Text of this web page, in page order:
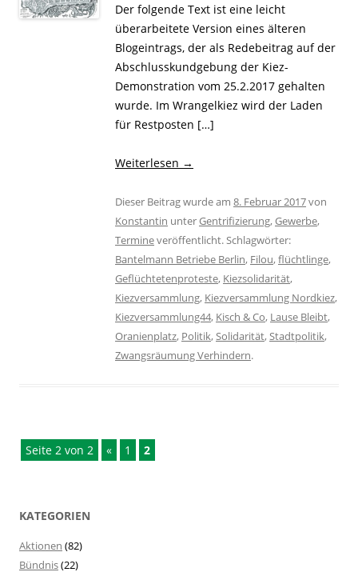
Der folgende Text ist eine leicht
überarbeitete Version eines älteren
Blogeintrags, der als Redebeitrag auf der
Abschlusskundgebung der Kiez-
Demonstration vom 25.2.2017 gehalten
wurde. Im Wrangelkiez wird der Laden
für Restposten […]
Weiterlesen →
Dieser Beitrag wurde am 8. Februar 2017von
Konstantin unterGentrifizierung,Gewerbe,
Termineveröffentlicht. Schlagwörter:
Bantelmann Betriebe Berlin, Filou,flüchtlinge,
Geflüchtetenproteste, Kiezsolidarität,
Kiezversammlung, Kiezversammlung Nordkiez,
Kiezversammlung44, Kisch & Co, Lause Bleibt,
Oranienplatz, Politik,Solidarität,Stadtpolitik,
Zwangsräumung Verhindern.
Seite 2 von 2 « 1 2
KATEGORIEN
Aktionen (82)
Bündnis(22)